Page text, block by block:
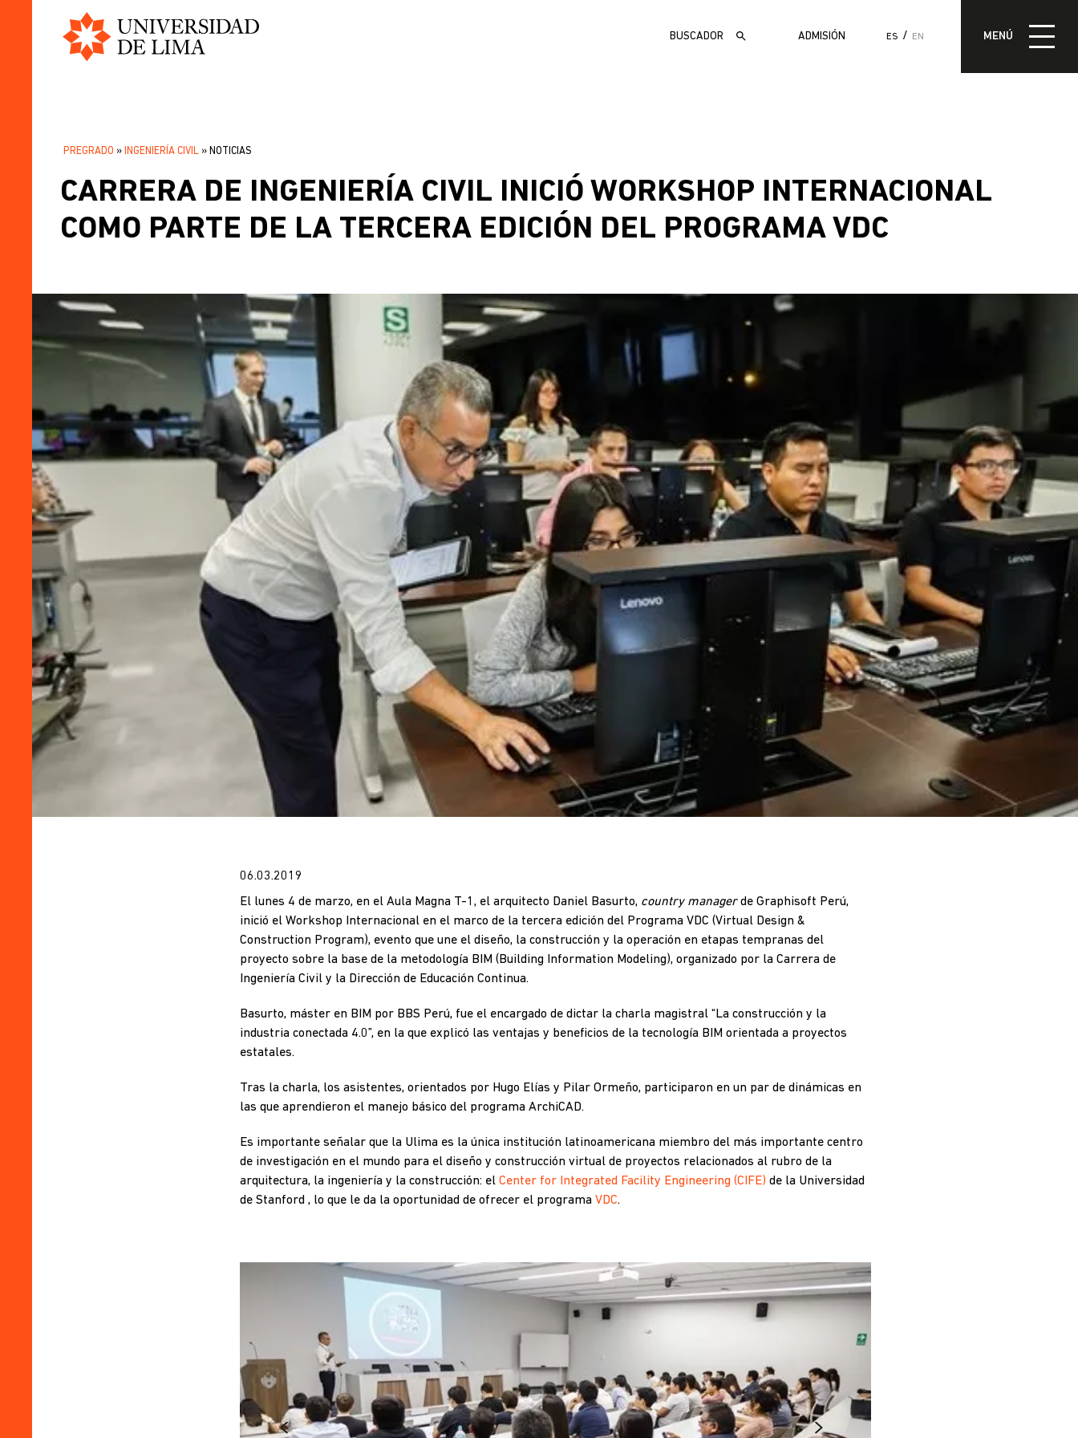
Buscar
MENÚ
ADMISIÓN ES EN MENÚ
SOBRESCRIBIR
ENLACES
DE
LA
NAVEGACIÓN
PREGRADO INGENIERÍA CIVIL NOTICIAS
CARRERA DE INGENIERÍA CIVIL INICIÓ WORKSHOP INTERNACIONAL
COMO PARTE DE LA TERCERA EDICIÓN DEL PROGRAMA VDC
06.03.2019
El lunes 4 de marzo, en el Aula Magna T-1, el arquitecto Daniel Basurto, country managerde Graphisoft Perú,
inició el Workshop Internacional en el marco de la tercera edición del Programa VDC (Virtual Design &
Construction Program), evento que une el diseño, la construcción y la operación en etapas tempranas del
proyecto sobre la base de la metodología BIM (Building Information Modeling), organizado por la Carrera de
Ingeniería Civil y la Dirección de Educación Continua.
Basurto, máster en BIM por BBS Perú, fue el encargado de dictar la charla magistral “La construcción y la
industria conectada 4.0”, en la que explicó las ventajas y beneficios de la tecnología BIM orientada a proyectos
estatales.
Tras la charla, los asistentes, orientados por Hugo Elías y Pilar Ormeño, participaron en un par de dinámicas en
las que aprendieron el manejo básico del programa ArchiCAD.
Es importante señalar que la Ulima es la única institución latinoamericana miembro del más importante centro
de investigación en el mundo para el diseño y construcción virtual de proyectos relacionados al rubro de la
arquitectura, la ingeniería y la construcción: el Center for Integrated Facility Engineering (CIFE) de la Universidad
de Stanford , lo que le da la oportunidad de ofrecer el programa VDC.